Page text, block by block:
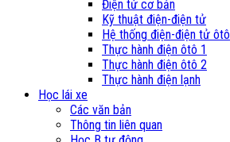
Điện tử cơ bản
Kỹ thuật điện-điện tử
Hệ thống điện-điện tử ôtô
Thực hành điện ôtô 1
Thực hành điện ôtô 2
Thực hành điện lạnh
Học lái xe
Các văn bản
Thông tin liên quan